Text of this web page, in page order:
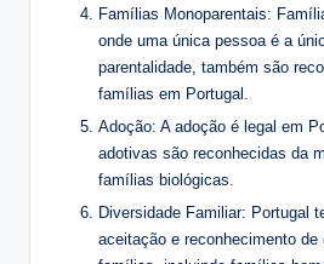
Famílias Monoparentais:
onde uma única pessoa é a
parentalidade, também são
famílias em Portugal.
Adoção: A adoção é legal em
adotivas são reconhecidas da
famílias biológicas.
Diversidade Familiar: Portugal
aceitação e reconhecimento